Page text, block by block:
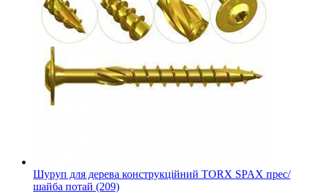
Шуруп для дерева конструкційний TORX SPAX прес/
шайба потай (209)